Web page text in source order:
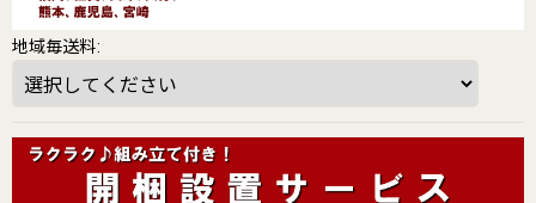
地域毎送料: